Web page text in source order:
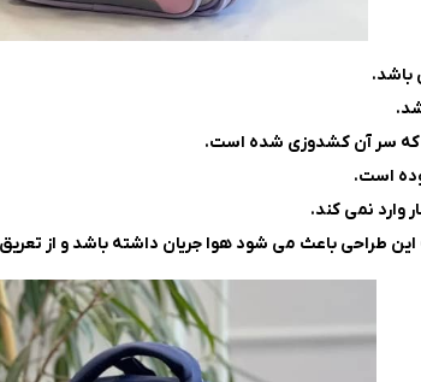
باشد.
سر آن کشدوزی شده است.
است.
وارد نمی کند.
باعث می شود هوا جریان داشته باشد و از